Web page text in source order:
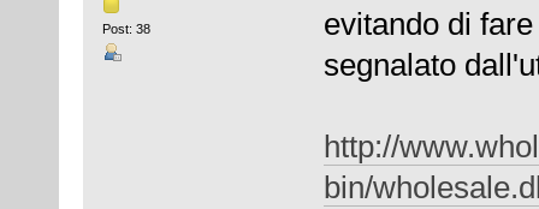
Post: 38
evitando di
segnalato
http://
bin/